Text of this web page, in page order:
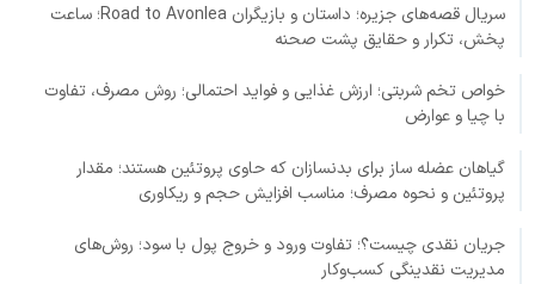
سریال قصه‌های جزیره؛ داستان و بازیگران Road to Avonlea؛ ساعت
پخش، تکرار و حقایق پشت صحنه
خواص تخم شربتی؛ ارزش غذایی و فواید احتمالی؛ روش مصرف، تفاوت
با چیا و عوارض
گیاهان عضله ساز برای بدنسازان که حاوی پروتئین هستند؛ مقدار
پروتئین و نحوه مصرف؛ مناسب افزایش حجم و ریکاوری
جریان نقدی چیست؟؛ تفاوت ورود و خروج پول با سود؛ روش‌های
مدیریت نقدینگی کسب‌وکار